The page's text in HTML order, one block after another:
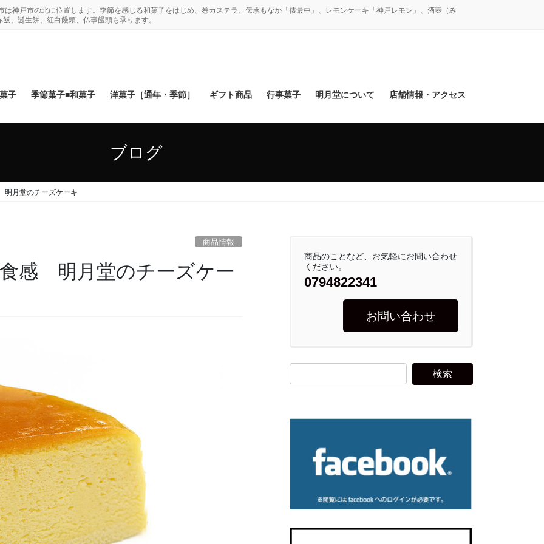
神戸市の北に位置します。季節を感じる和菓子をはじめ、巻カステラ、伝承もなか「俵最中」、レモンケーキ「神戸レモン」、酒壺（み
、誕生餅、紅白饅頭、仏事饅頭も承ります。
子 季節菓子■和菓子 洋菓子［通年・季節］ ギフト商品 行事菓子 明月堂について 店舗情報・アクセス
ブログ
月堂のチーズケーキ
商品情報
感 明月堂のチーズケー
商品のことなど、お気軽にお問い合わせ
ください。
0794822341
お問い合わせ